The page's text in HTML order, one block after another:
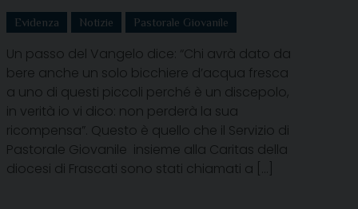
Evidenza Notizie Pastorale Giovanile
Un passo del Vangelo dice: “Chi avrà dato da
bere anche un solo bicchiere d’acqua fresca
a uno di questi piccoli perché è un discepolo,
in verità io vi dico: non perderà la sua
ricompensa”. Questo è quello che il Servizio di
Pastorale Giovanile insieme alla Caritas della
diocesi di Frascati sono stati chiamati a […]